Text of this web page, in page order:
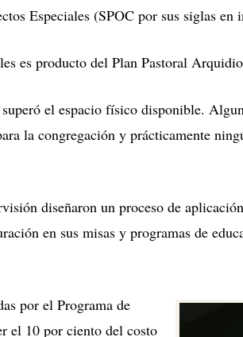
Especiales (SPOC por sus siglas en
es producto del Plan Pastoral
el espacio físico disponible.
la congregación y prácticamente
diseñaron un proceso de
en sus misas y programas de
por el Programa de
el 10 por ciento del costo